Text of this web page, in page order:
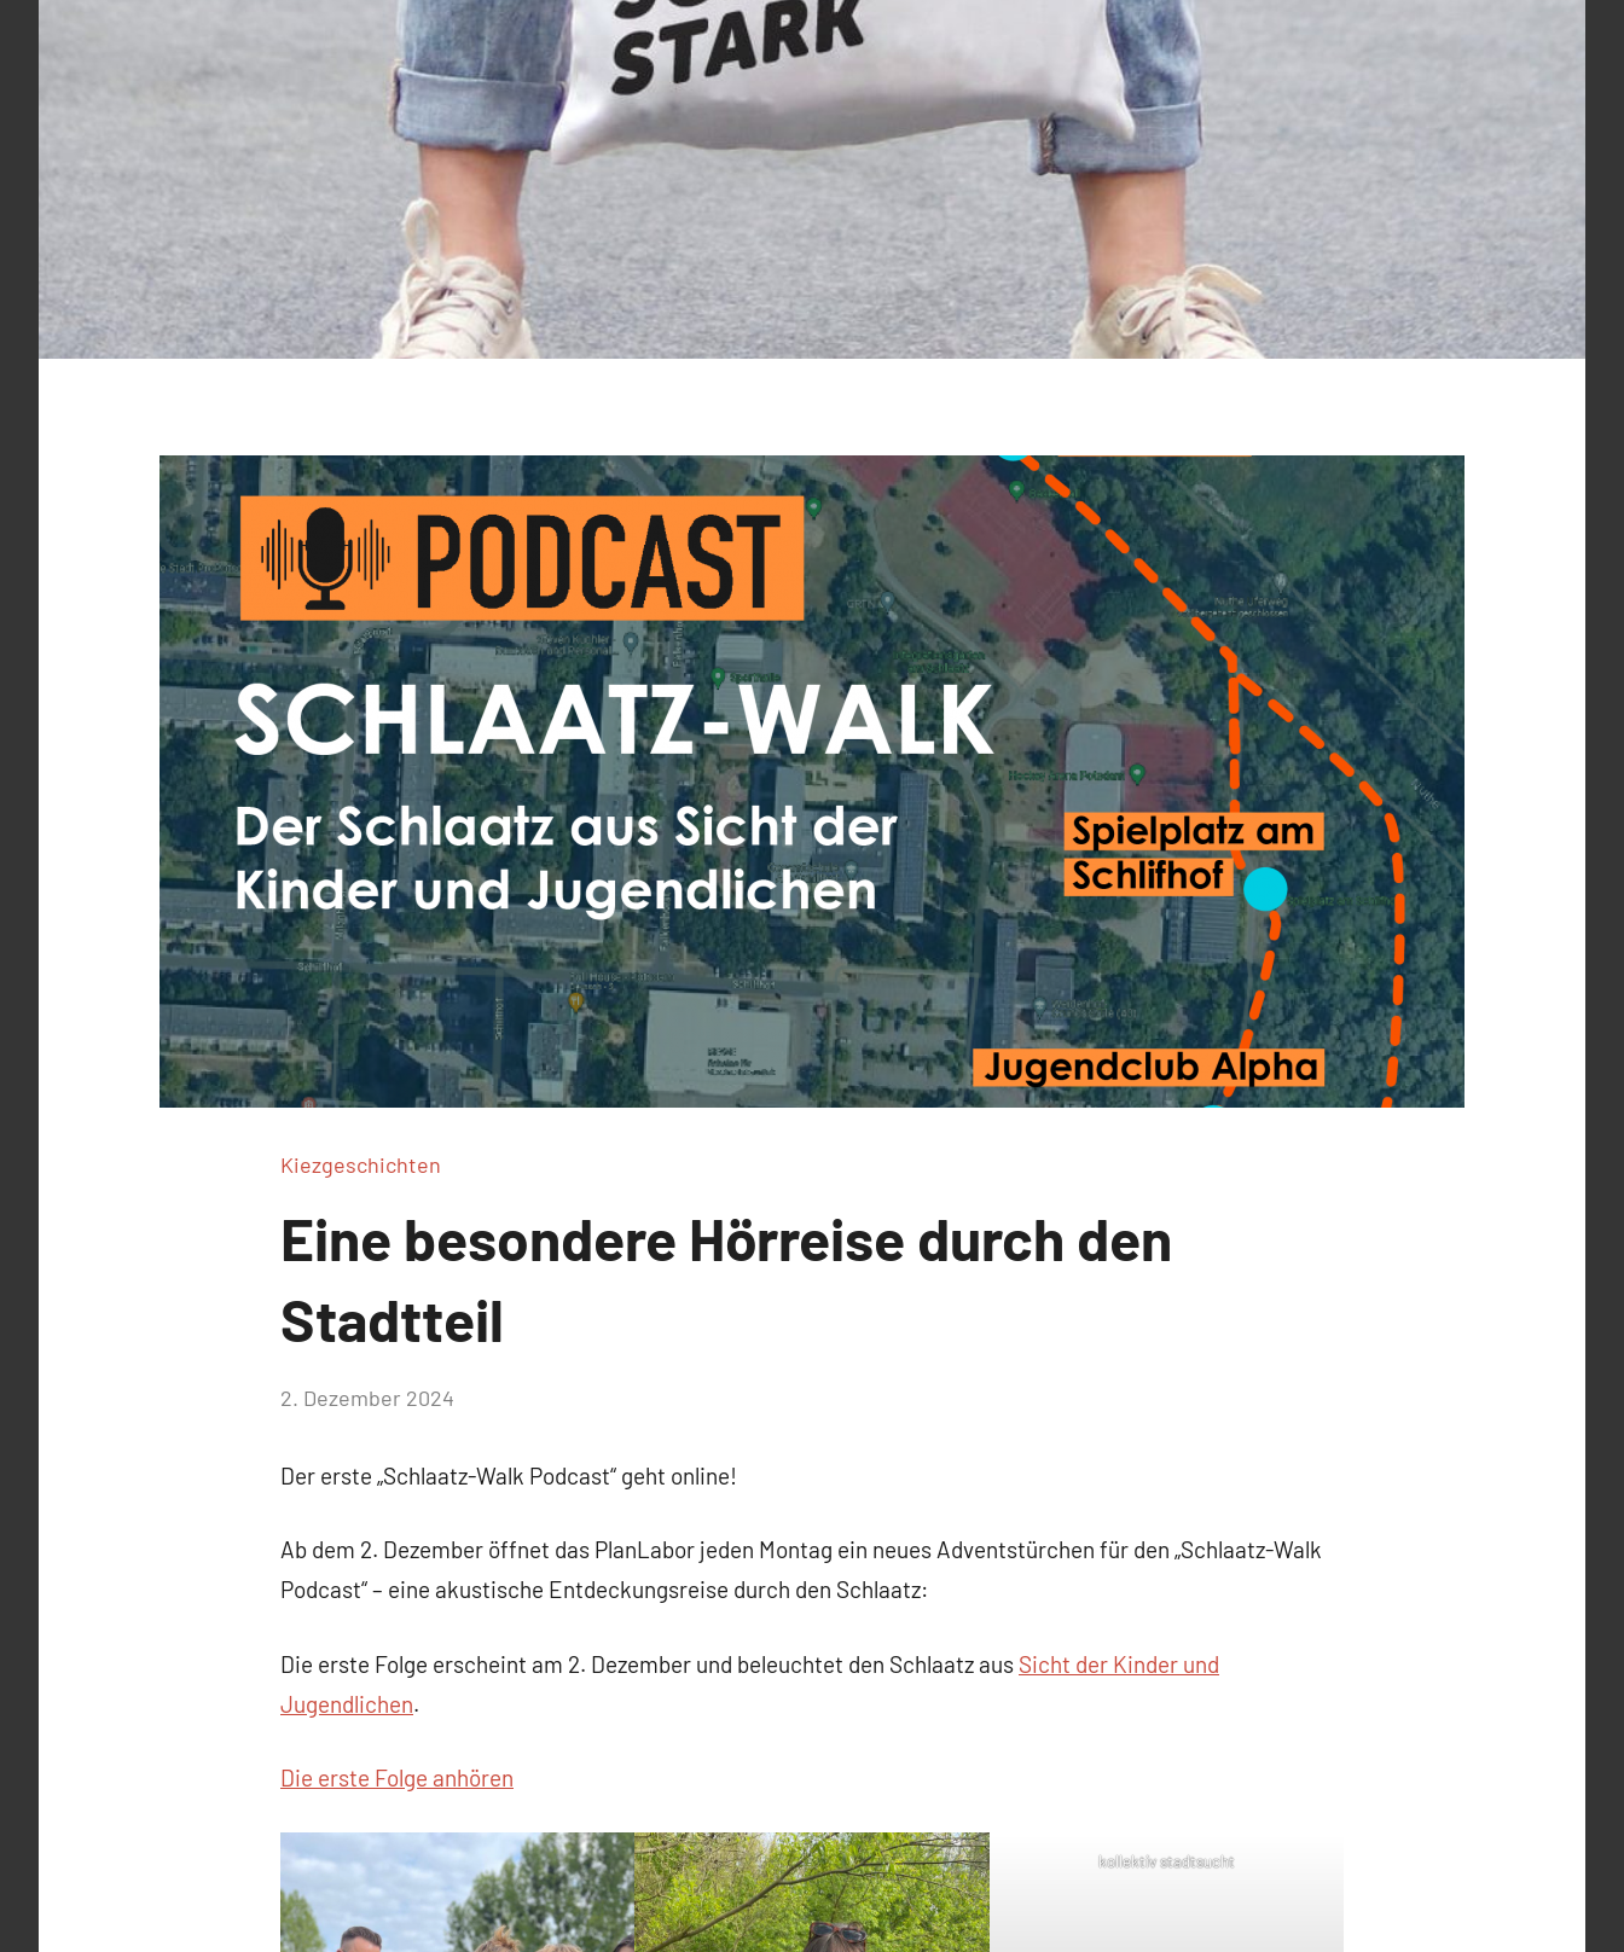
Kiezgeschichten
Eine besondere Hörreise durch den
Stadtteil
von
Braun
2. Dezember 2024
Der erste „Schlaatz-Walk Podcast“ geht online!
Ab dem 2. Dezember öffnet das PlanLabor jeden Montag ein neues Adventstürchen für den „Schlaatz-Walk
Podcast“ – eine akustische Entdeckungsreise durch den Schlaatz:
Die erste Folge erscheint am 2. Dezember und beleuchtet den Schlaatz aus Sicht der Kinder und
Jugendlichen.
Die erste Folge anhören
kollektiv stadtsucht